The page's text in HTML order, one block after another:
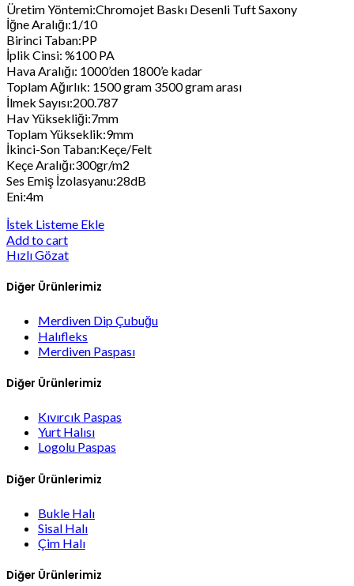
Üretim Yöntemi:Chromojet Baskı Desenli Tuft Saxony
İğne Aralığı:1/10
Birinci Taban:PP
İplik Cinsi: %100 PA
Hava Aralığı: 1000’den 1800’e kadar
Toplam Ağırlık: 1500 gram 3500 gram arası
İlmek Sayısı:200.787
Hav Yüksekliği:7mm
Toplam Yükseklik:9mm
İkinci-Son Taban:Keçe/Felt
Keçe Aralığı:300gr/m2
Ses Emiş İzolasyanu:28dB
Eni:4m
İstek Listeme Ekle
Add to cart
Hızlı Gözat
Diğer Ürünlerimiz
Merdiven Dip Çubuğu
Halıfleks
Merdiven Paspası
Diğer Ürünlerimiz
Kıvırcık Paspas
Yurt Halısı
Logolu Paspas
Diğer Ürünlerimiz
Bukle Halı
Sisal Halı
Çim Halı
Diğer Ürünlerimiz